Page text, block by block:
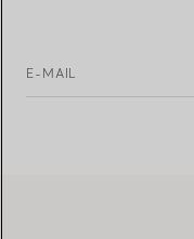
E-MAIL